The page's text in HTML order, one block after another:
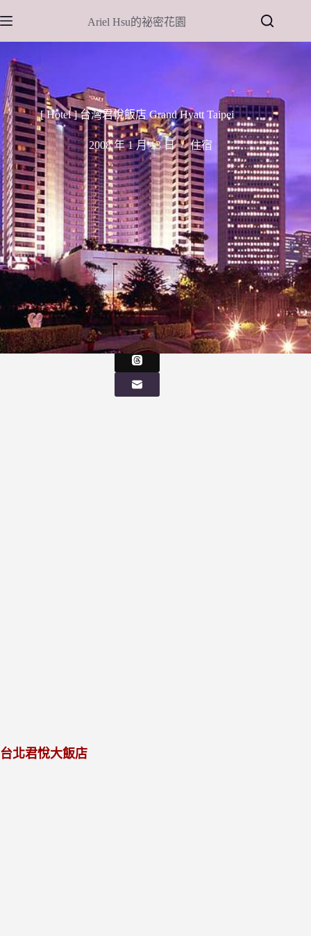
至
主
要
內
容
Ariel Hsu的祕密花園
[ Hotel ] 台灣君悅飯店 Grand Hyatt Taipei
2008 年 1 月 13 日 住宿
台北君悅大飯店